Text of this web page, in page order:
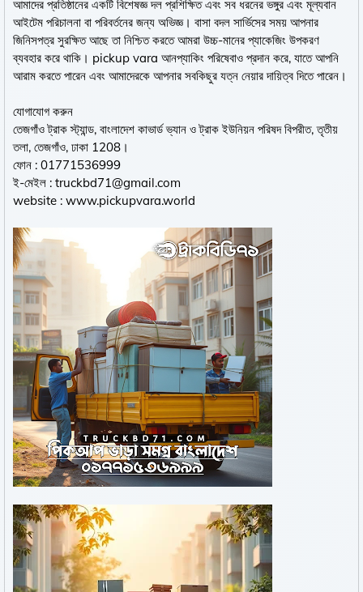
আমাদের প্রতিষ্ঠানের একটি বিশেষজ্ঞ দল প্রশিক্ষিত এবং সব ধরনের ভঙ্গুর এবং মূল্যবান
আইটেম পরিচালনা বা পরিবর্তনের জন্য অভিজ্ঞ। বাসা বদল সার্ভিসের সময় আপনার
জিনিসপত্র সুরক্ষিত আছে তা নিশ্চিত করতে আমরা উচ্চ-মানের প্যাকেজিং উপকরণ
ব্যবহার করে থাকি। pickup vara আনপ্যাকিং পরিষেবাও প্রদান করে, যাতে আপনি
আরাম করতে পারেন এবং আমাদেরকে আপনার সবকিছুর যত্ন নেয়ার দায়িত্ব দিতে পারেন।
যোগাযোগ করুন
তেজগাঁও ট্রাক স্ট্যান্ড, বাংলাদেশ কাভার্ড ভ্যান ও ট্রাক ইউনিয়ন পরিষদ বিপরীত, তৃতীয়
তলা, তেজগাঁও, ঢাকা 1208।
ফোন : 01771536999
ই-মেইল : truckbd71@gmail.com
website : www.pickupvara.world